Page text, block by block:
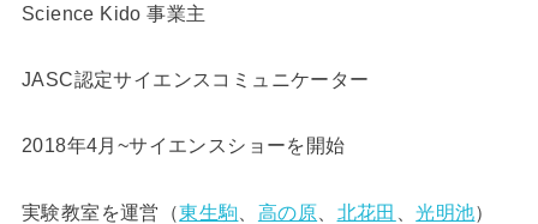
Science Kido 事業主
JASC認定サイエンスコミュニケーター
2018年4月~サイエンスショーを開始
実験教室を運営（東生駒 高の原 北花田 、光明池）